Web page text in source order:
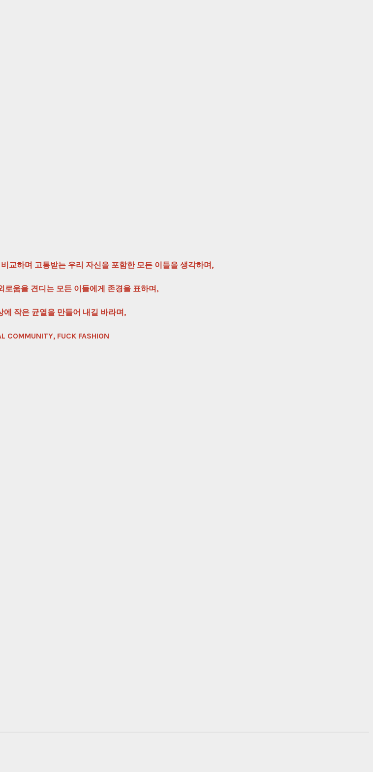
교하며 고통받는 우리 자신을 포함한 모든 이들을 생각하며,
움을 견디는 모든 이들에게 존경을 표하며,
작은 균열을 만들어 내길 바라며,
COMMUNITY, FUCK FASHION